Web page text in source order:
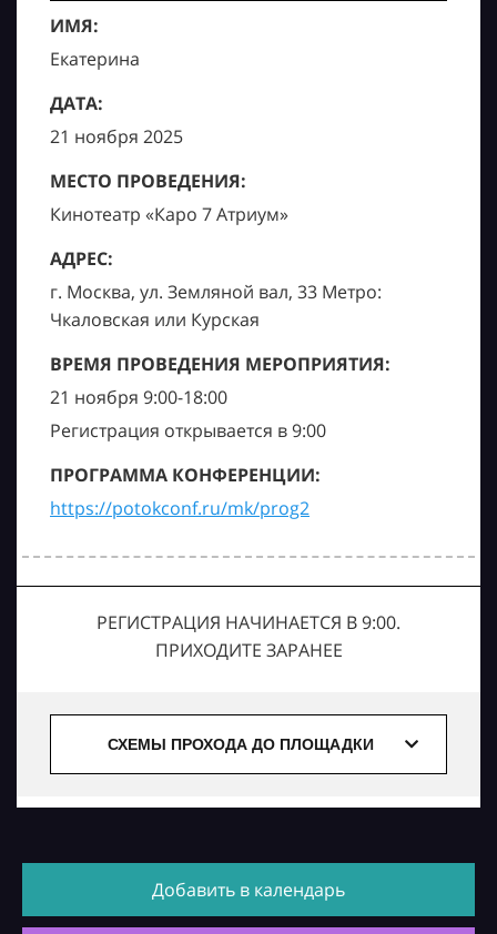
ИМЯ:
Екатерина
ДАТА:
21 ноября 2025
МЕСТО ПРОВЕДЕНИЯ:
Кинотеатр «Каро 7 Атриум»
АДРЕС:
г. Москва, ул. Земляной вал, 33 Метро:
Чкаловская или Курская
ВРЕМЯ ПРОВЕДЕНИЯ МЕРОПРИЯТИЯ:
21 ноября 9:00-18:00
Регистрация открывается в 9:00
ПРОГРАММА КОНФЕРЕНЦИИ:
https://potokconf.ru/mk/prog2
РЕГИСТРАЦИЯ НАЧИНАЕТСЯ В 9:00.
ПРИХОДИТЕ ЗАРАНЕЕ
СХЕМЫ ПРОХОДА ДО ПЛОЩАДКИ
Добавить в календарь